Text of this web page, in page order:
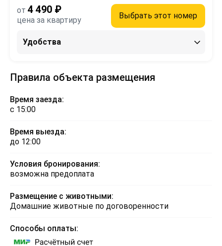
от 4 490 ₽
цена за квартиру Выбрать этот номер
Удобства
Правила объекта размещения
Время заезда:
с 15:00
Время выезда:
до 12:00
Условия бронирования:
возможна предоплата
Размещение с животными:
Домашние животные по договоренности
Способы оплаты: